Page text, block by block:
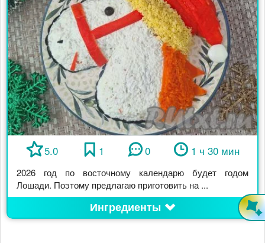
5.0 1 0 1 ч 30 мин
2026 год по восточному календарю будет годом
Лошади. Поэтому предлагаю приготовить на ...
Ингредиенты